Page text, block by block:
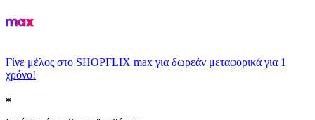
Γίνε μέλος στο SHOPFLIX max για δωρεάν μεταφορικά για 1
χρόνο!